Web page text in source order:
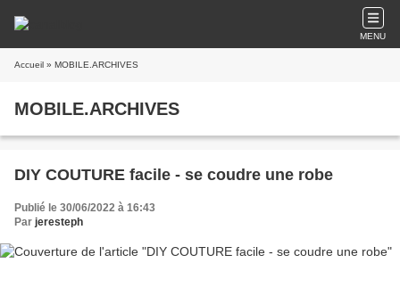
MENU
Accueil » MOBILE.ARCHIVES
MOBILE.ARCHIVES
DIY COUTURE facile - se coudre une robe
Publié le 30/06/2022 à 16:43
Par jeresteph